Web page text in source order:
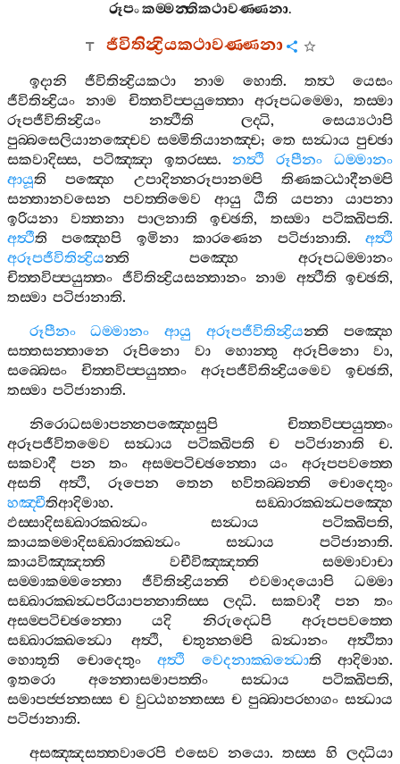
රූපංකම‍්මන‍්තිකථාවණ‍්ණනා.
ජීවිතින්‍ද්‍රියකථාවණ‍්ණනා
ඉදානි ජීවිතින්‍ද්‍රියකථා නාම හොති. තත්‍ථ
යෙසං
ජීවිතින්‍ද්‍රියං
නාම චිත‍්තවිප‍්පයුත‍්තො අරූපධම‍්මො, තස‍්මා
රූපජීවිතින්‍ද්‍රියං
නත්‍ථීති ලද‍්ධි,සෙය්‍යථාපි
පුබ‍්බසෙලියානඤ‍්චෙව සම‍්මිතියානඤ‍්ච; තෙ සන්‍ධාය පුච‍්ඡා
සකවාදිස‍්ස, පටිඤ‍්ඤා ඉතරස‍්ස.නත්‍ථි රූපීනං
ධම‍්මානං
ආයූති පඤ‍්හෙ උපාදින‍්නරූපානම‍්පි
තිණකට‍්ඨාදීනම‍්පි
සන‍්තානවසෙන
පවත‍්තිමෙව ආයු ඨිති යපනා
යාපනා
ඉරියනා
වත‍්තනා පාලනාති ඉච‍්ඡති, තස‍්මා පටික‍්ඛිපති.
අත්‍ථීති පඤ‍්හෙපි ඉමිනා කාරණෙන පටිජානාති.අත්‍ථි
අරූපජීවිතින්‍ද්‍රියන‍්ති පඤ‍්හෙ
අරූපධම‍්මානං
චිත‍්තවිප‍්පයුත‍්තං ජීවිතින්‍ද්‍රියසන‍්තානං නාම අත්‍ථීති ඉච‍්ඡති,
තස‍්මා පටිජානාති.
රූපීනං
ධම‍්මානං ආයු අරූපජීවිතින්‍ද්‍රියන‍්ති
පඤ‍්හෙ
සත‍්තසන‍්තානෙ
රූපිනො වා හොන‍්තු අරූපිනො වා,
සබ‍්බෙසං
චිත‍්තවිප‍්පයුත‍්තං අරූපජීවිතින්‍ද්‍රියමෙව ඉච‍්ඡති,
තස‍්මා පටිජානාති.
නිරොධසමාපන‍්නපඤ‍්හෙසුපි
චිත‍්තවිප‍්පයුත‍්තං
අරූපජීවිතමෙව
සන්‍ධාය පටික‍්ඛිපති ච පටිජානාති ච.
සකවාදී
පන තං අසම‍්පටිච‍්ඡන‍්තො යං
අරූපපවත‍්තෙ
අසති
අත්‍ථි, රූපෙන තෙන භවිතබ‍්බන‍්ති
චොදෙතුං
හඤ‍්චීතිආදිමාහ. සඞ‍්ඛාරක‍්ඛන්‍ධපඤ‍්හෙ
ඵස‍්සාදිසඞ‍්ඛාරක‍්ඛන්‍ධං
සන්‍ධාය පටික‍්ඛිපති,
කායකම‍්මාදිසඞ‍්ඛාරක‍්ඛන්‍ධං
සන්‍ධාය පටිජානාති.
කායවිඤ‍්ඤත‍්ති
වචීවිඤ‍්ඤත‍්ති
සම‍්මාවාචා
සම‍්මාකම‍්මන‍්තො
ජීවිතින්‍ද්‍රියන‍්ති එවමාදයොපි
ධම‍්මා
සඞ‍්ඛාරක‍්ඛන්‍ධපරියාපන‍්නාතිස‍්ස
ලද‍්ධි. සකවාදී පන
තං
අසම‍්පටිච‍්ඡන‍්තො
යදි නිරුද‍්ධෙපි
අරූපපවත‍්තෙ
සඞ‍්ඛාරක‍්ඛන්‍ධො
අත්‍ථි, චතුන‍්නම‍්පි ඛන්‍ධානං
අත්‍ථිතා
හොතූති
චොදෙතුං අත්‍ථි වෙදනාක‍්ඛන්‍ධොති ආදිමාහ.
ඉතරො
අන‍්තොසමාපත‍්තිං සන්‍ධාය පටික‍්ඛිපති,
සමාපජ‍්ජන‍්තස‍්ස ච වුට‍්ඨහන‍්තස‍්ස ච පුබ‍්බාපරභාගං සන්‍ධාය
පටිජානාති.
අසඤ‍්ඤසත‍්තවාරෙපි එසෙව නයො.තස‍්ස හි ලද‍්ධියා